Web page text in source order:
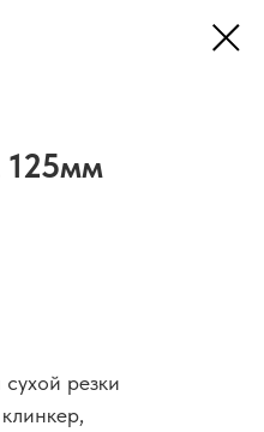
резки